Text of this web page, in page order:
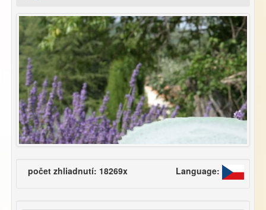
počet zhliadnutí: 18269x Language: